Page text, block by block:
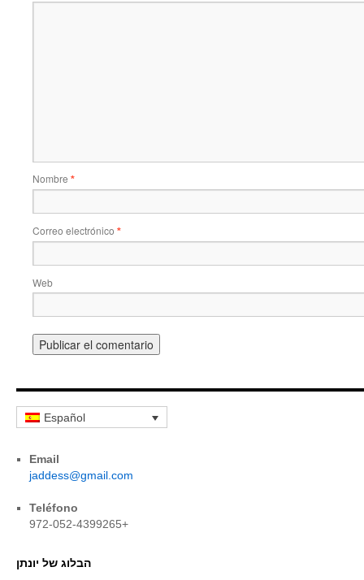
Nombre *
Correo electrónico *
Web
Español
Email
jaddess@gmail.com
Teléfono
972-052-4399265+
הבלוג של יונתן